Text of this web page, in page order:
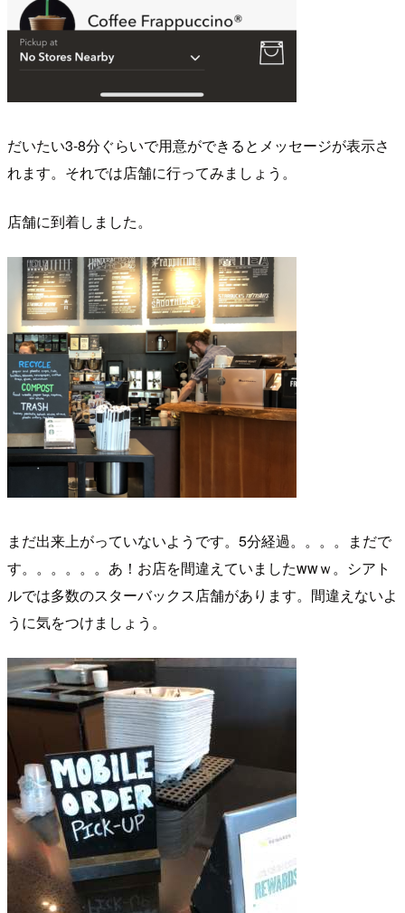
だいたい3-8分ぐらいで用意ができるとメッセージが表示さ
れます。それでは店舗に行ってみましょう。
店舗に到着しました。
まだ出来上がっていないようです。5分経過。。。。まだで
す。。。。。。あ！お店を間違えていましたwwｗ。シアト
ルでは多数のスターバックス店舗があります。間違えないよ
うに気をつけましょう。